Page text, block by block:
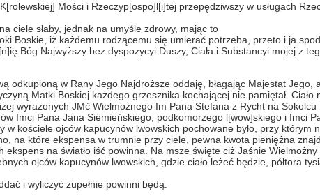
Mości i Rzeczyp[ospo]l[i]tej przepędziwszy w usługach
ciele słaby, jednak na umyśle zdrowy, mając to
Boskie, iż każdemu rodzącemu się umierać potrzeba, przeto i ja
Bóg Najwyższy bez dyspozycyi Duszy, Ciała i Substancyi mojej z
odkupioną w Rany Jego Najdroższe oddaję, błagając Majestat Jego,
Matki Boskiej każdego grzesznika kochającej nie pamiętał.
wyrażonych JMć Wielmożnego Im Pana Stefana z Rycht na
Imci Pana Jana Siemieńskiego, podkomorzego l[wow]skiego i Imci
w kościele ojców kapucynów lwowskich pochowane było, przy którym
na które ekspensa w trumnie przy ciele, pewna kwota pieniężna
na światło iść powinna. Na msze święte ciż Jaśnie
ojców kapucynów lwowskich, gdzie ciało leżeć będzie, półtora
i wyliczyć zupełnie powinni będą.